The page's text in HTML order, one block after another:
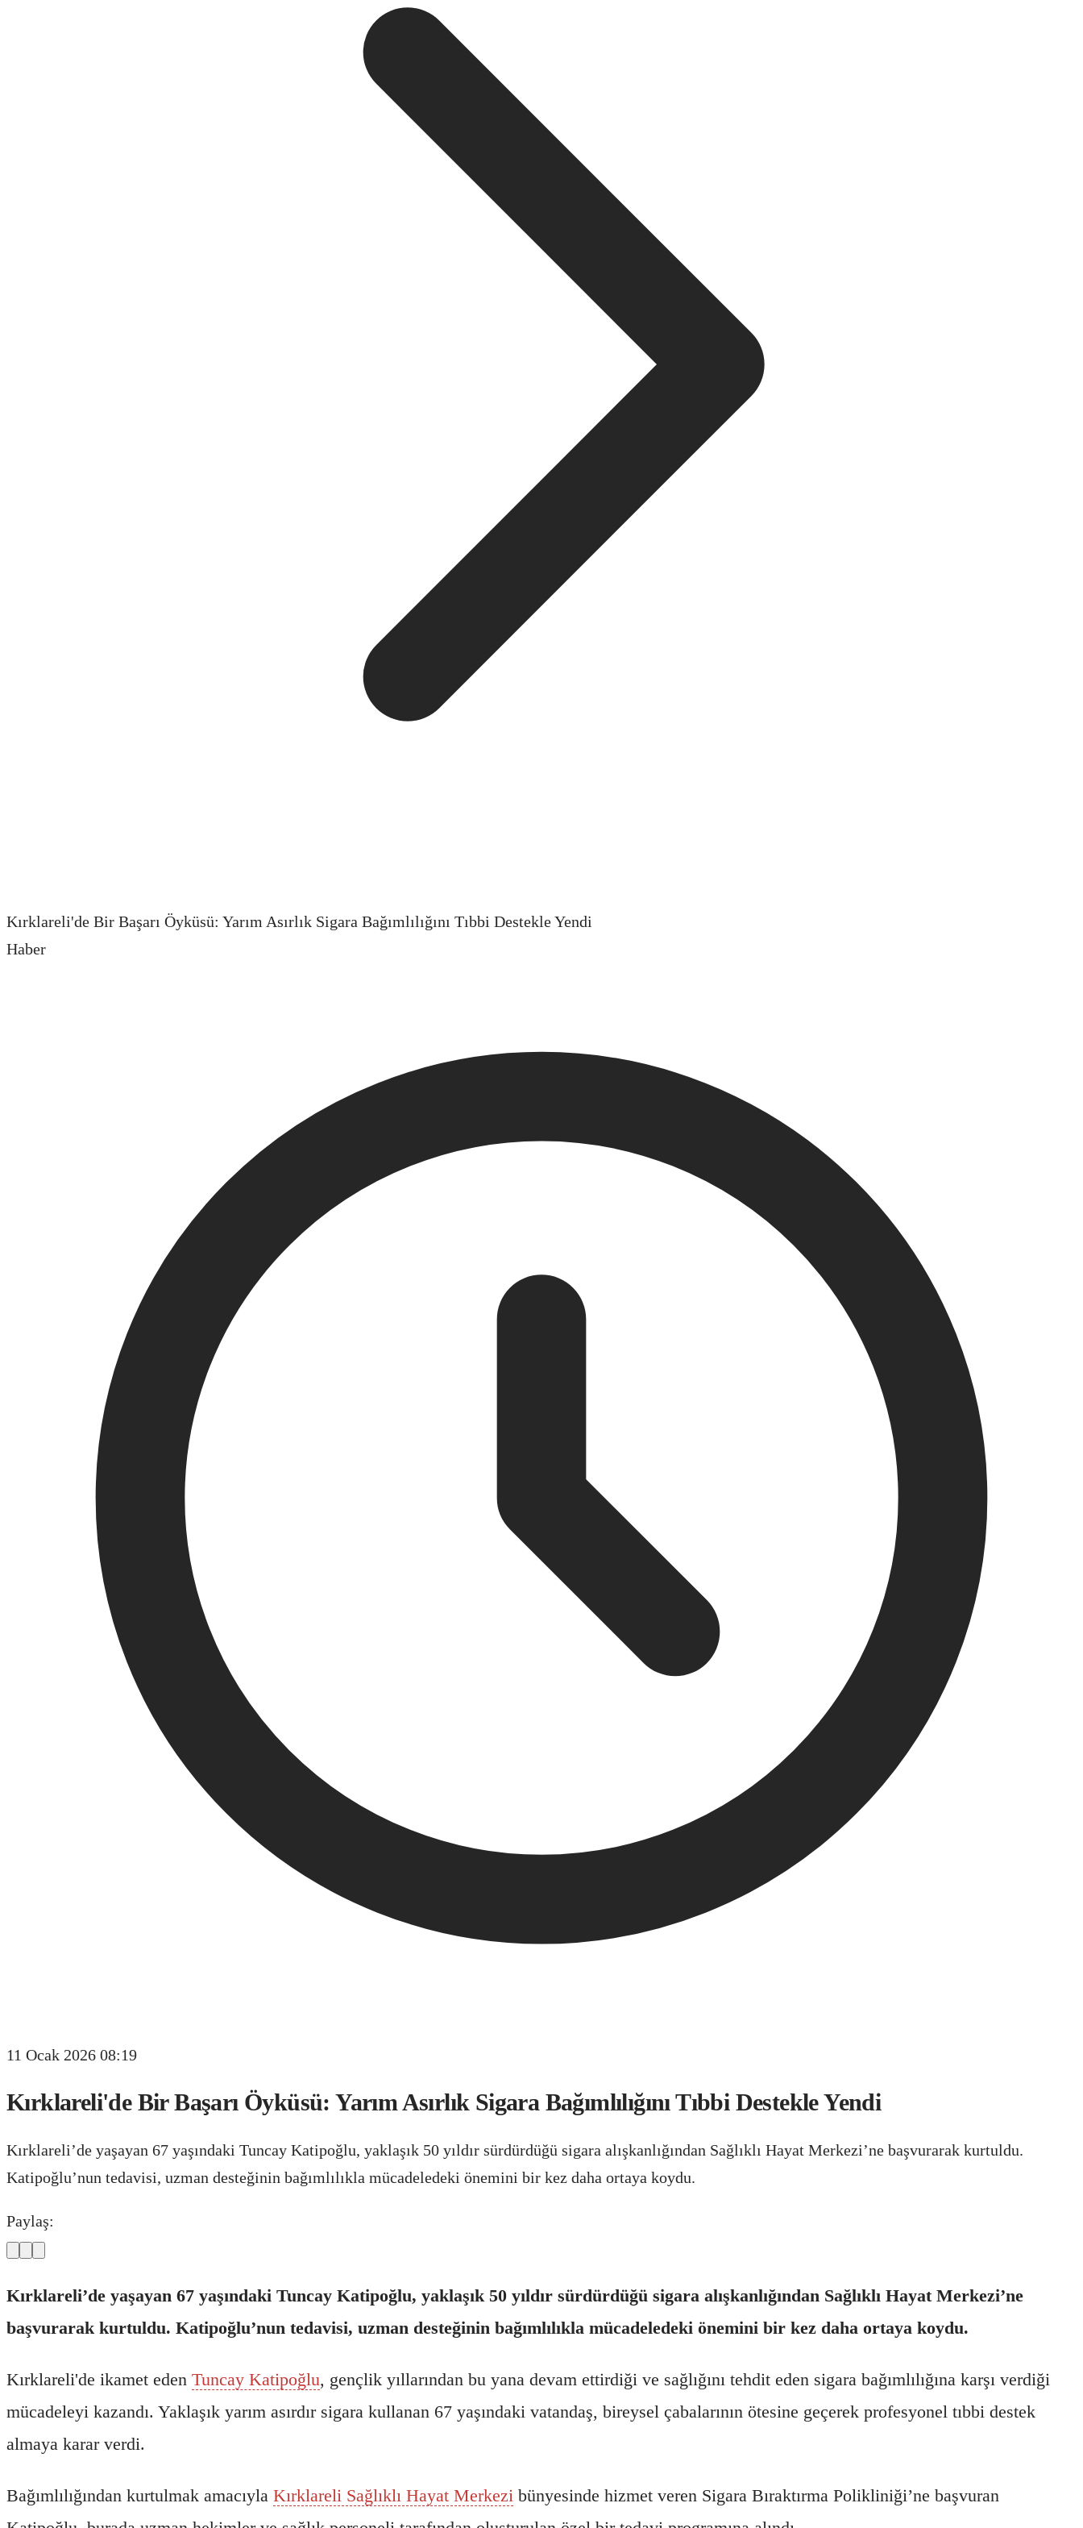
Kırklareli'de Bir Başarı Öyküsü: Yarım Asırlık Sigara Bağımlılığını Tıbbi Destekle Yendi
Haber
11 Ocak 2026 08:19
Kırklareli'de Bir Başarı Öyküsü: Yarım Asırlık Sigara Bağımlılığını Tıbbi Destekle Yendi
Kırklareli’de yaşayan 67 yaşındaki Tuncay Katipoğlu, yaklaşık 50 yıldır sürdürdüğü sigara alışkanlığından Sağlıklı Hayat Merkezi’ne başvurarak kurtuldu.
Katipoğlu’nun tedavisi, uzman desteğinin bağımlılıkla mücadeledeki önemini bir kez daha ortaya koydu.
Paylaş:
Kırklareli’de yaşayan 67 yaşındaki Tuncay Katipoğlu, yaklaşık 50 yıldır sürdürdüğü sigara alışkanlığından Sağlıklı Hayat Merkezi’ne
başvurarak kurtuldu. Katipoğlu’nun tedavisi, uzman desteğinin bağımlılıkla mücadeledeki önemini bir kez daha ortaya koydu.
Kırklareli'de ikamet eden Tuncay Katipoğlu, gençlik yıllarından bu yana devam ettirdiği ve sağlığını tehdit eden sigara bağımlılığına karşı verdiği
mücadeleyi kazandı. Yaklaşık yarım asırdır sigara kullanan 67 yaşındaki vatandaş, bireysel çabalarının ötesine geçerek profesyonel tıbbi destek
almaya karar verdi.
Bağımlılığından kurtulmak amacıyla Kırklareli Sağlıklı Hayat Merkezi bünyesinde hizmet veren Sigara Bıraktırma Polikliniği’ne başvuran